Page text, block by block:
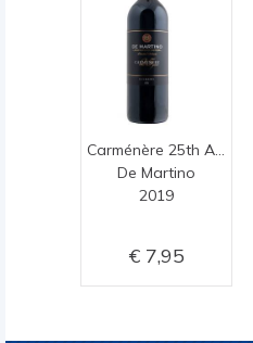
Carménère 25th Anniversary
De Martino
2019
7,95